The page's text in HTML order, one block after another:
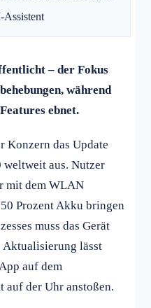
– der Fokus
während
ebnet.
Konzern das Update
aus. Nutzer
mit dem WLAN
Prozent Akku bringen
muss das Gerät
Aktualisierung lässt
auf dem
auf der Uhr anstoßen.